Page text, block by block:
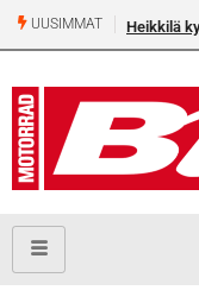
UUSIMMAT Heikkilä